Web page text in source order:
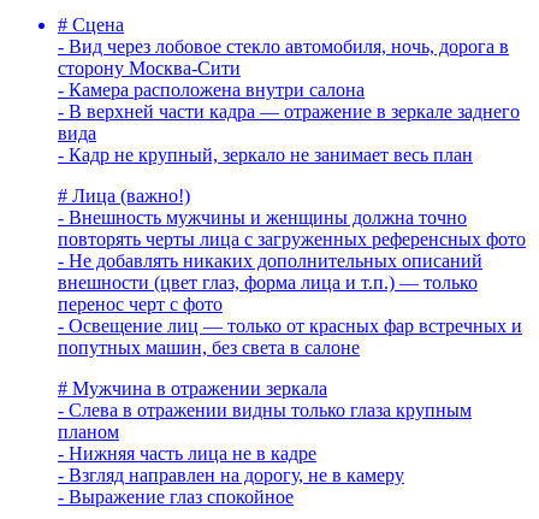
# Сцена
- Вид через лобовое стекло автомобиля, ночь, дорога в
сторону Москва-Сити
- Камера расположена внутри салона
- В верхней части кадра — отражение в зеркале заднего
вида
- Кадр не крупный, зеркало не занимает весь план
# Лица (важно!)
- Внешность мужчины и женщины должна точно
повторять черты лица с загруженных референсных фото
- Не добавлять никаких дополнительных описаний
внешности (цвет глаз, форма лица и т.п.) — только
перенос черт с фото
- Освещение лиц — только от красных фар встречных и
попутных машин, без света в салоне
# Мужчина в отражении зеркала
- Слева в отражении видны только глаза крупным
планом
- Нижняя часть лица не в кадре
- Взгляд направлен на дорогу, не в камеру
- Выражение глаз спокойное